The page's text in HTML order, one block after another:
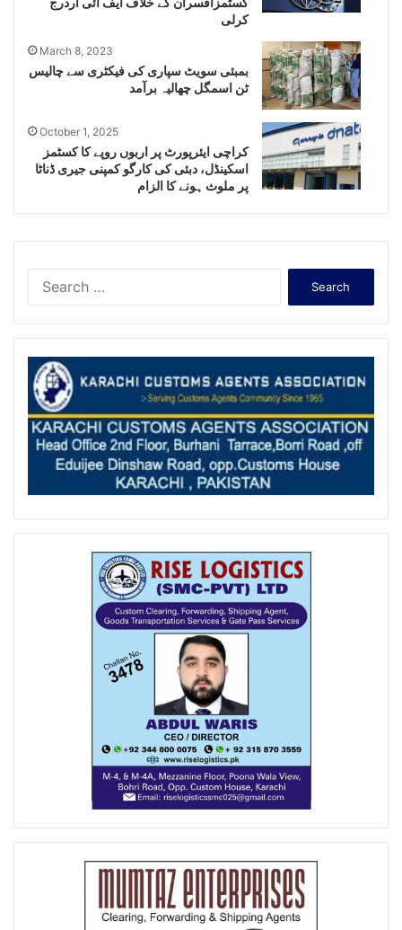
کرلی
March 8, 2023
بمبئی سویٹ سپاری کی فیکٹری سے چالیس
ٹن اسمگل چھالیہ برآمد
October 1, 2025
کراچی ایئرپورٹ پر اربوں روپے کا کسٹمز
اسکینڈل، دبئی کی کارگو کمپنی جیری ڈناٹا
پر ملوث ہونے کا الزام